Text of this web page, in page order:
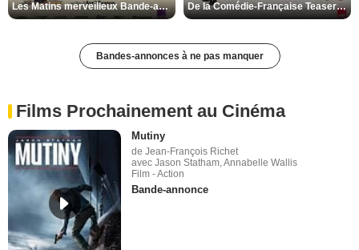
Les Matins merveilleux Bande-annonce VF De la Comédie-Française Teaser VF
Bandes-annonces à ne pas manquer
Films Prochainement au Cinéma
Mutiny
de Jean-François Richet
avec Jason Statham, Annabelle Wallis
Film - Action
Bande-annonce